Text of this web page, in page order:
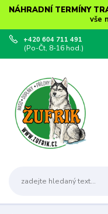
NÁHRADNÍ TERMÍNY
vše
+420 604 711 491
(Po-Čt, 8-16 hod.)